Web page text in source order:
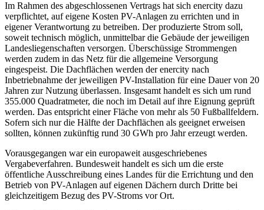
Im Rahmen des abgeschlossenen Vertrags hat sich enercity dazu
verpflichtet, auf eigene Kosten PV-Anlagen zu errichten und in
eigener Verantwortung zu betreiben. Der produzierte Strom soll,
soweit technisch möglich, unmittelbar die Gebäude der jeweiligen
Landesliegenschaften versorgen. Überschüssige Strommengen
werden zudem in das Netz für die allgemeine Versorgung
eingespeist. Die Dachflächen werden der enercity nach
Inbetriebnahme der jeweiligen PV-Installation für eine Dauer von 20
Jahren zur Nutzung überlassen. Insgesamt handelt es sich um rund
355.000 Quadratmeter, die noch im Detail auf ihre Eignung geprüft
werden. Das entspricht einer Fläche von mehr als 50 Fußballfeldern.
Sofern sich nur die Hälfte der Dachflächen als geeignet erweisen
sollten, können zukünftig rund 30 GWh pro Jahr erzeugt werden.
Vorausgegangen war ein europaweit ausgeschriebenes
Vergabeverfahren. Bundesweit handelt es sich um die erste
öffentliche Ausschreibung eines Landes für die Errichtung und den
Betrieb von PV-Anlagen auf eigenen Dächern durch Dritte bei
gleichzeitigem Bezug des PV-Stroms vor Ort.